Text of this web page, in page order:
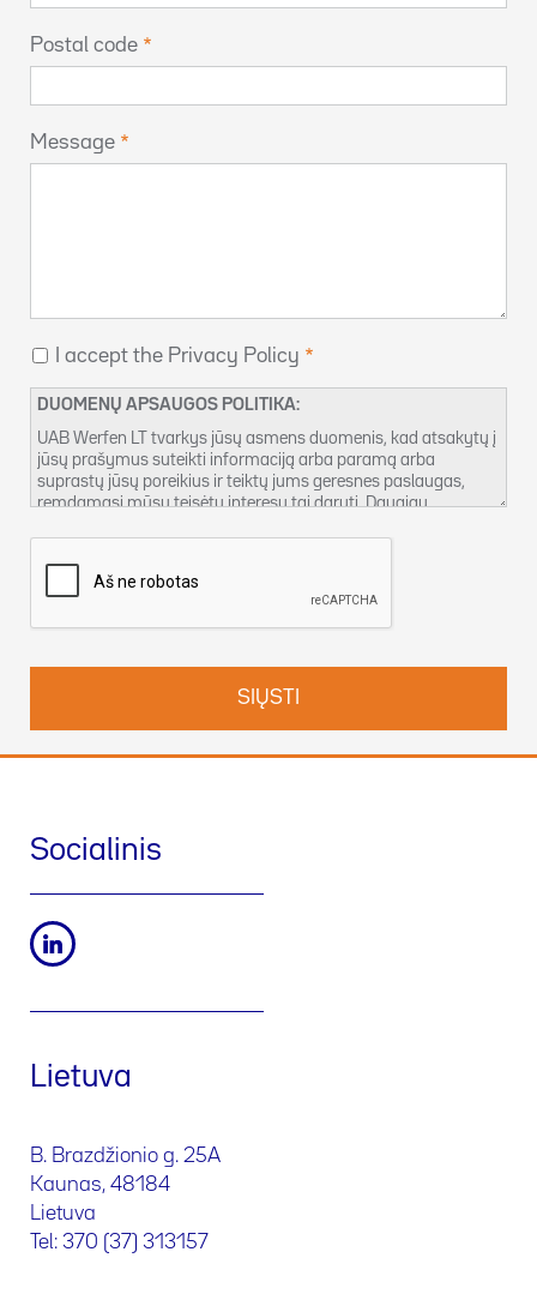
Postal code
Message
I accept the Privacy Policy
DUOMENŲ APSAUGOS POLITIKA:
UAB Werfen LT tvarkys jūsų asmens duomenis, kad atsakytų į
jūsų prašymus suteikti informaciją arba paramą arba
suprastų jūsų poreikius ir teiktų jums geresnes paslaugas,
remdamasi mūsų teisėtu interesu tai daryti. Daugiau
Politikoje
lt@werfen.com .
Socialinis
Lietuva
B. Brazdžionio g. 25A
Kaunas, 48184
Lietuva
Tel: 370 (37) 313157